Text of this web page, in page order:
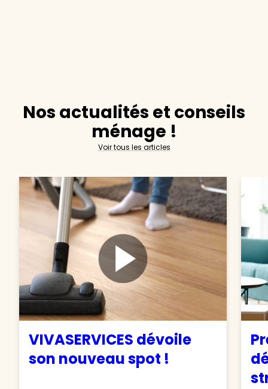
Nos actualités et conseils
ménage !
Voir tous les articles
VIVASERVICES dévoile
son nouveau spot !